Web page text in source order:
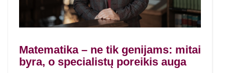
Matematika – ne tik genijams: mitai
byra, o specialistų poreikis auga